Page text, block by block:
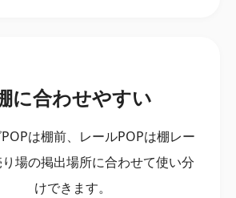
に合わせやすい
は棚前、レールPOPは棚レー
場の掲出場所に合わせて使い分
けできます。